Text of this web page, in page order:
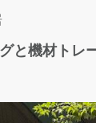
と機材トレ